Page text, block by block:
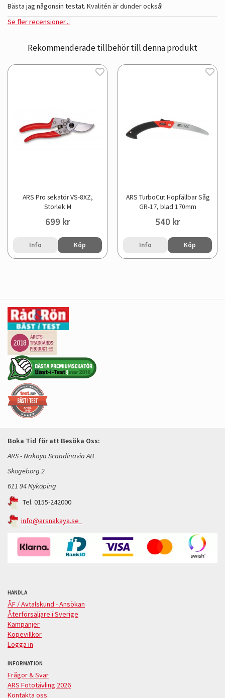
Bästa jag någonsin testat. Kvalitén är dunder också!
Se fler recensioner...
Rekommenderade tillbehör till denna produkt
ARS Pro sekatör VS-8XZ,
Storlek M
699 kr
Info Köp
ARS TurboCut Hopfällbar Såg
GR-17, blad 170mm
540 kr
Info Köp
Boka Tid för att Besöka Oss:
ARS - Nakaya Scandinavia AB
Skogeborg 2
611 94 Nyköping
Tel. 0155-242000
info@arsnakaya.se
HANDLA
ÅF / Avtalskund - Ansökan
Återförsäljare i Sverige
Kampanjer
Köpevillkor
Logga in
INFORMATION
Frågor & Svar
ARS Fototävling 2026
Kontakta oss